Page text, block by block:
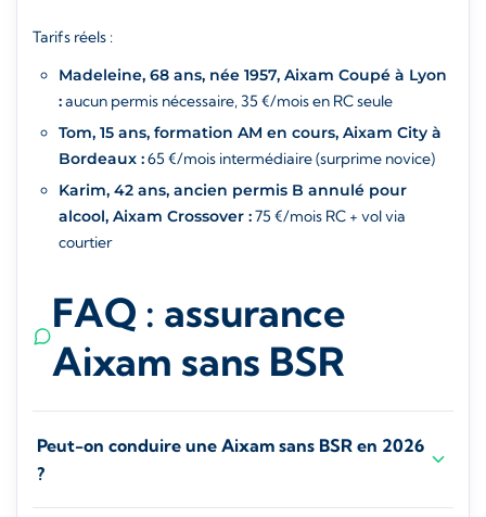
Tarifs réels :
Madeleine, 68 ans, née 1957, Aixam Coupé à Lyon
:aucun permis nécessaire, 35 €/mois en RC seule
Tom, 15 ans, formation AM en cours, Aixam City à
Bordeaux :65 €/mois intermédiaire (surprime novice)
Karim, 42 ans, ancien permis B annulé pour
alcool, Aixam Crossover :75 €/mois RC + vol via
courtier
FAQ : assurance
Aixam sans BSR
Peut-on conduire une Aixam sans BSR en 2026
?